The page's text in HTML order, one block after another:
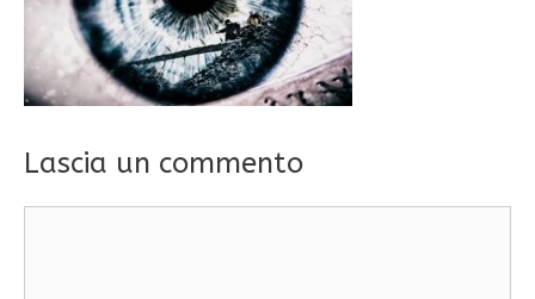
Lascia un commento